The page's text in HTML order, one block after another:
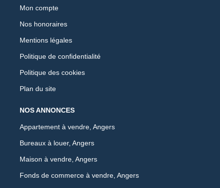
Mon compte
Nos honoraires
Mentions légales
Politique de confidentialité
Politique des cookies
Plan du site
NOS ANNONCES
Appartement à vendre, Angers
Bureaux à louer, Angers
Maison à vendre, Angers
Fonds de commerce à vendre, Angers